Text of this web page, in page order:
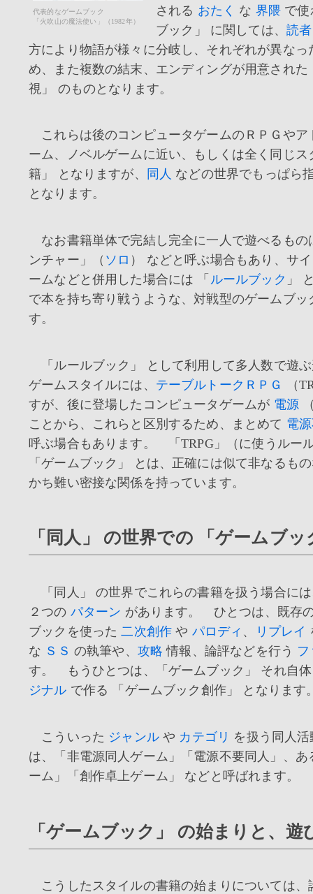
代表的なゲームブック
「火吹山の魔法使い」（1982年）
される おたく な 界隈 で
ブック」 に関しては、 読者
方により物語が様々に分岐し、それぞれが異なっ
め、また複数の結末、エンディングが用意された
視」 のものとなります。
これらは後のコンピュータゲームのＲＰＧやア
ーム、ノベルゲームに近い、もしくは全く同じス
籍」 となりますが、
同人 などの世界でもっぱら
となります。
なお書籍単体で完結し完全に一人で遊べるもの
ンチャー」（ ソロ ） などと呼ぶ場合もあり、サ
ームなどと併用した場合には 「 ルールブック 」
で本を持ち寄り戦うような、対戦型のゲームブッ
す。
「ルールブック」 として利用して多人数で遊
ゲームスタイルには、 テーブルトークＲＰＧ
（
すが、後に登場したコンピュータゲームが 電源
ことから、これらと区別するため、まとめて 電
呼ぶ場合もあります。 「TRPG」（に使うルー
「ゲームブック」 とは、正確には似て非なるも
かち難い密接な関係を持っています。
「同人」 の世界での 「ゲームブ
「同人」 の世界でこれらの書籍を扱う場合に
２つの パターン があります。 ひとつは、既存
ブックを使った二次創作 や パロディ 、 リプレイ
な ＳＳ の執筆や、 攻略 情報、論評などを行う
す。 もうひとつは、「ゲームブック」 それ自
ジナル で作る 「ゲームブック創作」 となります
こういった ジャンルや カテゴリ を扱う同人
は、「非電源同人ゲーム」「電源不要同人」、あ
ーム」「創作卓上ゲーム」 などと呼ばれます。
「ゲームブック」 の始まりと、遊
こうしたスタイルの書籍の始まりについては、